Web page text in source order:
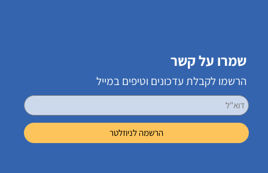
שמרו על קשר
הרשמו לקבלת עדכונים וטיפים במייל